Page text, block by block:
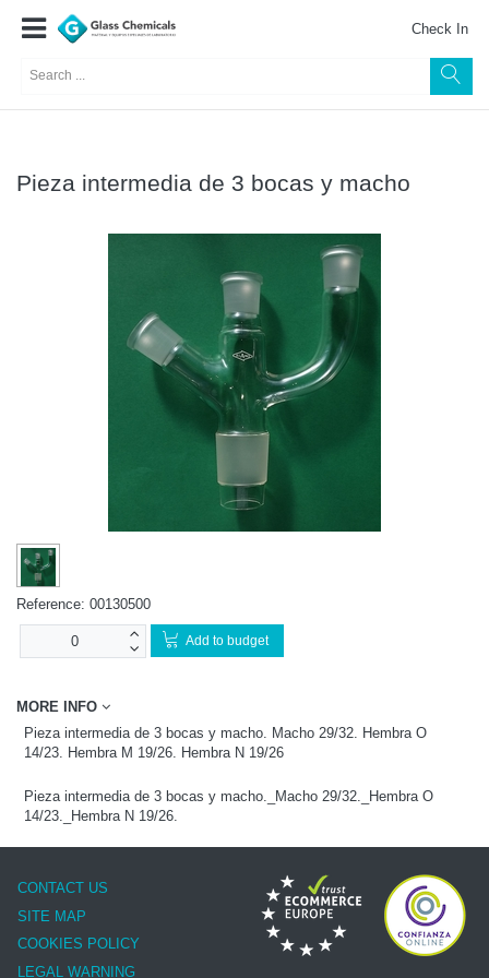
Check In
Pieza intermedia de 3 bocas y macho
Reference: 00130500
Add to budget
MORE INFO
Pieza intermedia de 3 bocas y macho. Macho 29/32. Hembra O
14/23. Hembra M 19/26. Hembra N 19/26
Pieza intermedia de 3 bocas y macho._Macho 29/32._Hembra O
14/23._Hembra N 19/26.
CONTACT US
SITE MAP
COOKIES POLICY
LEGAL WARNING